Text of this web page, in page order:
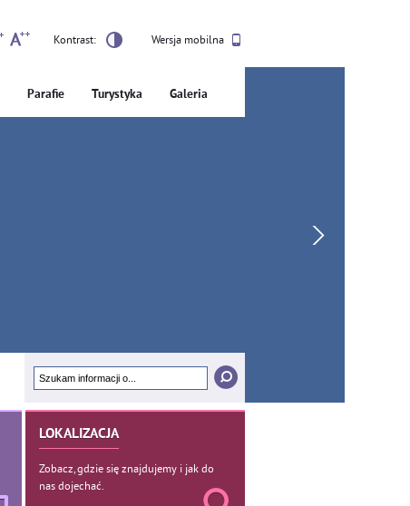
Wersja mobilna
Kontrast:
Parafie Turystyka Galeria
LOKALIZACJA
Zobacz, gdzie się znajdujemy i jak do
nas dojechać.